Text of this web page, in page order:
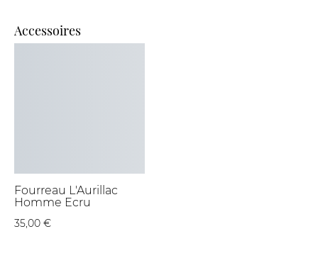
Accessoires
Fourreau L'Aurillac
Homme Ecru
35,00 €